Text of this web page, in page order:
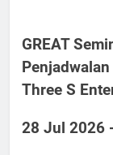
GREAT
Three S
28 Jul 2026